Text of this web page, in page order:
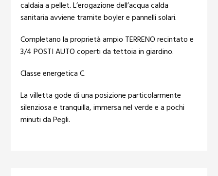
caldaia a pellet. L’erogazione dell’acqua calda
sanitaria avviene tramite boyler e pannelli solari.
Completano la proprietà ampio TERRENO recintato e
3/4 POSTI AUTO coperti da tettoia in giardino.
Classe energetica C.
La villetta gode di una posizione particolarmente
silenziosa e tranquilla, immersa nel verde e a pochi
minuti da Pegli.